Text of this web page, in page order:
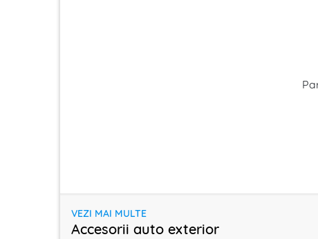
VEZI MAI MULTE
Accesorii auto exterior